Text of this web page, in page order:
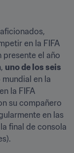
en la FIFA
el año
uno de los seis
en la
en la FIFA
su compañero
en las
final de consola